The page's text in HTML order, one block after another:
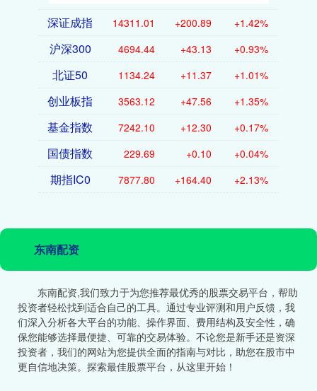
深证成指 14311.01 +200.89 +1.42%
沪深300 4694.44 +43.13 +0.93%
北证50 1134.24 +11.37 +1.01%
创业板指 3563.12 +47.56 +1.35%
基金指数 7242.10 +12.30 +0.17%
国债指数 229.69 +0.10 +0.04%
期指IC0 7877.80 +164.40 +2.13%
东南配资
东南配资,我们致力于为您推荐最优秀的股票交易平台，帮助
投资者轻松找到适合自己的工具。通过专业评测和用户反馈，我
们深入分析各大平台的功能、操作界面、费用结构及安全性，确
保您能够选择最便捷、可靠的交易体验。不论您是新手还是资深
投资者，我们的网站为您提供全面的指南与对比，助您在股市中
更自信地决策。探索最佳股票平台，从这里开始！